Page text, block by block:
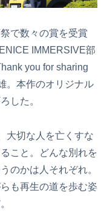
で数々の賞を受賞
IMMERSIVE部
you for sharing
。本作のオリジナル
した。
大切な人を亡くすな
こと。どんな別れを
のかは人それぞれ。
も再生の道を歩む姿